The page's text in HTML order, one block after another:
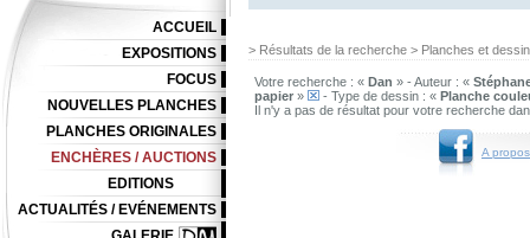
> Résultats de la recherche > Planches et
Votre recherche : « Dan » - Auteur : «
papier » - Type de dessin : « Planche
Il n'y a pas de résultat pour votre recherche
A
ACCUEIL
EXPOSITIONS
FOCUS
NOUVELLES PLANCHES
PLANCHES ORIGINALES
ENCHÈRES / AUCTIONS
EDITIONS
ACTUALITÉS / EVÉNEMENTS